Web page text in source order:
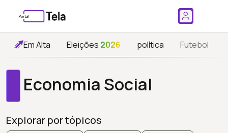
Em Alta Eleições 2026 política Futebol
Economia Social
Explorar por tópicos